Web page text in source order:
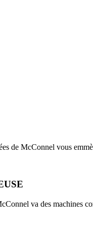
de McConnel vous
va des machines